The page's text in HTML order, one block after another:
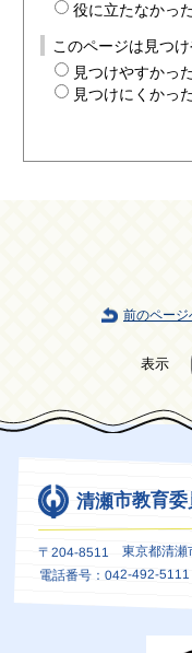
役に立たなかっ
このページは見つ
見つけやすかっ
見つけにくかっ
前のページ
表示
清瀬市教育委
〒204-8511 東京都清瀬
電話番号：042-492-5111